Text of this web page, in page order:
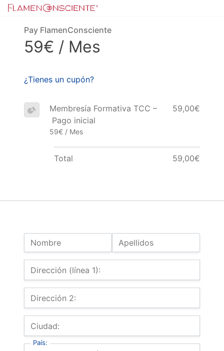
Nombre:
Nombre Apellidos
Billing Address
Dirección (línea 1):
Dirección 2:
Ciudad:
País:
Pay FlamenConsciente
59€ / Mes
¿Tienes un cupón?
Membresía Formativa TCC –
Pago inicial
59€ / Mes
59,00€
Total 59,00€